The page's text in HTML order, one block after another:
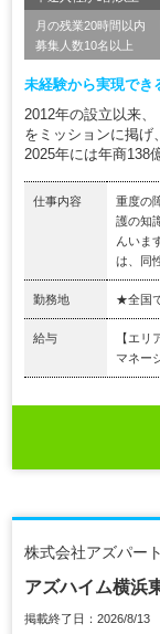
月の残業20時間以内
募集人数10名以上
未経験から実現でき
2012年の設立以来
をミッションに掲げ
2025年には年商138
仕事内容
重度の
護の知
んいま
は、同
勤務地 ★全国
給与
【エ
マネー
株式会社アズパー
アズハイム横浜
掲載終了日：2026/8/13